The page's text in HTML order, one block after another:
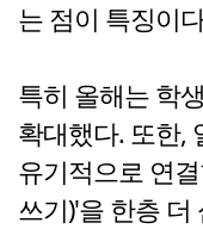
는 점이 특징이
특히 올해는 학
확대했다. 또한,
유기적으로 연결
쓰기)'을 한층 더